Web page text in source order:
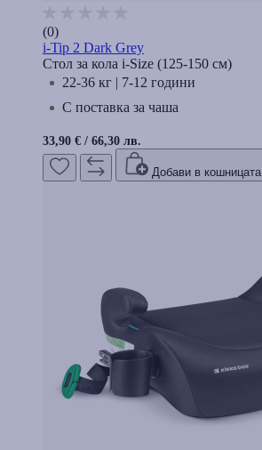
(0)
i-Tip 2 Dark Grey
Стол за кола i-Size (125-150 cм)
22-36 кг | 7-12 години
С поставка за чаша
33,90 € / 66,30 лв.
Добави в кошницата